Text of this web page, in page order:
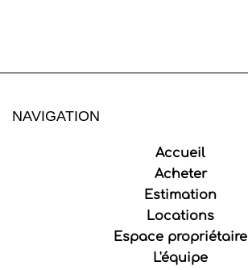
NAVIGATION
Accueil
Acheter
Estimation
Locations
Espace propriétaire
L'équipe